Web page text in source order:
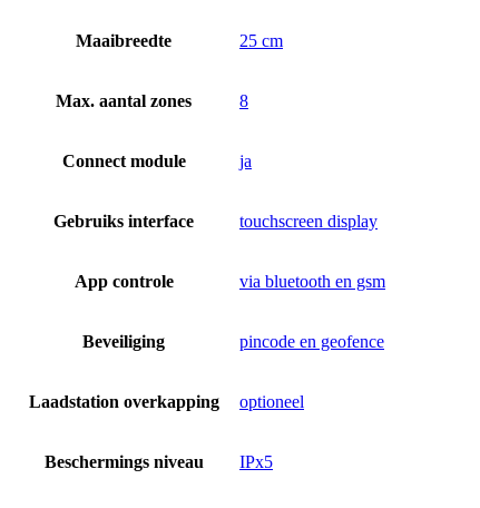
Maaibreedte 25 cm
Max. aantal zones 8
Connect module ja
Gebruiks interface touchscreen display
App controle via bluetooth en gsm
Beveiliging pincode en geofence
Laadstation overkapping optioneel
Beschermings niveau IPx5